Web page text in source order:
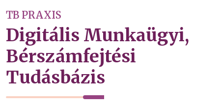
TB PRAXIS
Digitális Munkaügyi,
Bérszámfejtési
Tudásbázis